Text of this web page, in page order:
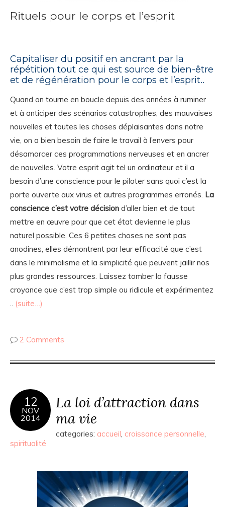
Rituels pour le corps et l’esprit
Capitaliser du positif en ancrant par la
répétition tout ce qui est source de bien-être
et de régénération pour le corps et l’esprit..
Quand on tourne en boucle depuis des années à ruminer
et à anticiper des scénarios catastrophes, des mauvaises
nouvelles et toutes les choses déplaisantes dans notre
vie, on a bien besoin de faire le travail à l’envers pour
désamorcer ces programmations nerveuses et en ancrer
de nouvelles. Votre esprit agit tel un ordinateur et il a
besoin d’une conscience pour le piloter sans quoi c’est la
porte ouverte aux virus et autres programmes erronés. La
conscience c’est votre décision d’aller bien et de tout
mettre en œuvre pour que cet état devienne le plus
naturel possible. Ces 6 petites choses ne sont pas
anodines, elles démontrent par leur efficacité que c’est
dans le minimalisme et la simplicité que peuvent jaillir nos
plus grandes ressources. Laissez tomber la fausse
croyance que c’est trop simple ou ridicule et expérimentez
.. (suite…)
2 Comments
12
NOV
2014
La loi d’attraction dans
ma vie
categories: accueil, croissance personnelle,
spiritualité